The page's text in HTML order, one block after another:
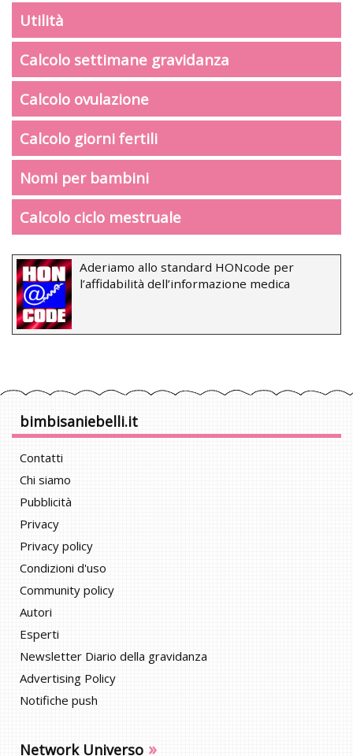
Utilità
Calcolo settimane gravidanza
Calcolo ovulazione
Calcolo giorni fertili
Nomi per bambini
Calcolo ciclo mestruale
Aderiamo allo standard HONcode per
l’affidabilità dell’informazione medica
bimbisaniebelli.it
Contatti
Chi siamo
Pubblicità
Privacy
Privacy policy
Condizioni d'uso
Community policy
Autori
Esperti
Newsletter Diario della gravidanza
Advertising Policy
Notifiche push
Network Universo »